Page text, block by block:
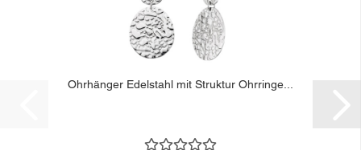
Ohrhänger Edelstahl mit Struktur Ohrringe...